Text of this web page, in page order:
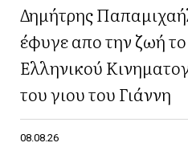
Δημήτρης
έφυγε απο την ζωή
Ελληνικού
του γιου του Γιάννη
08.08.26